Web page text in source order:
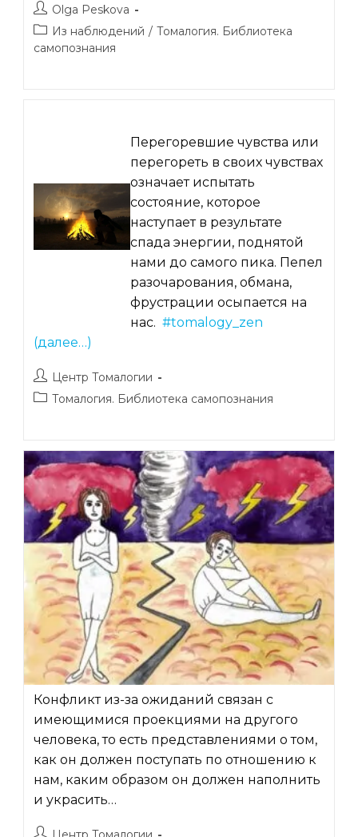
Автор
записи:
Olga Peskova
Рубрика
записи:
Из наблюдений / Томалогия. Библиотека
самопознания
Перегоревшие чувства или
перегореть в своих чувствах
означает испытать
состояние, которое
наступает в результате
спада энергии, поднятой
нами до самого пика. Пепел
разочарования, обмана,
фрустрации осыпается на
нас. #tomalogy_zen
(далее…)
Автор
записи:
Центр Томалогии
Рубрика
Томалогия. Библиотека самопознания
Конфликт из-за ожиданий связан с
имеющимися проекциями на другого
человека, то есть представлениями о том,
как он должен поступать по отношению к
нам, каким образом он должен наполнить
и украсить…
Автор